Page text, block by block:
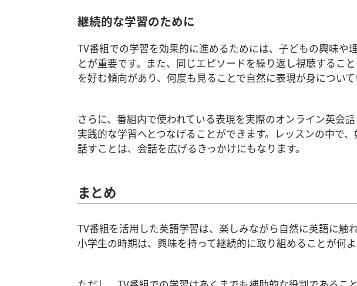
継続的な学習のために
TV番組での学習を効果的に進めるためには、子どもの興味や
とが重要です。また、同じエピソードを繰り返し視聴するこ
を好む傾向があり、何度も見ることで自然に表現が身について
さらに、番組内で使われている表現を実際のオンライン英会
実践的な学習へとつなげることができます。レッスンの中で
話すことは、会話を広げるきっかけにもなります。
まとめ
TV番組を活用した英語学習は、楽しみながら自然に英語に触
小学生の時期は、興味を持って継続的に取り組めることが何よ